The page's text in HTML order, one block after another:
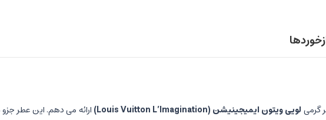
گرمی لویی ویتون ایمیجینیشن (Louis Vuitton L’Imagination)
ارائه می دهم. این عطر